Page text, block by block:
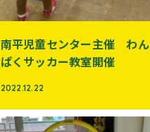
南平児童センター主催 わん
ぱくサッカー教室開催
2022.12.22